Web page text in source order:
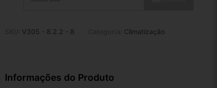
V305 - 8.2.2 - 8 Climatização
Informações do Produto